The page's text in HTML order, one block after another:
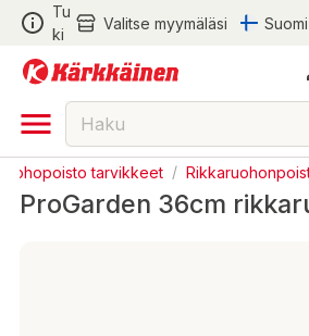
Tu
ki
Valitse myymäläsi Suomi
tarvikkeet /
ProGarden 36cm